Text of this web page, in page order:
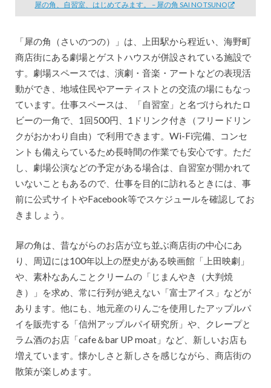
犀の角、自習室、はじめてみます。 – 犀の角 SAI NO TSUNO
「犀の角（さいのつの）」は、上田駅から程近い、海野町
商店街にある劇場とゲストハウスが併設されている施設で
す。劇場スペースでは、演劇・音楽・アートなどの表現活
動ができ、地域住民やアーティストとの交流の場にもなっ
ています。仕事スペースは、「自習室」と名づけられたロ
ビーの一角で、1回500円、1ドリンク付き（フリードリン
クがおかわり自由）で利用できます。Wi-Fi完備、コンセ
ントも備えらているため長時間の作業でも安心です。ただ
し、劇場公演などの予定がある場合は、自習室が開かれて
いないこともあるので、仕事を目的に訪れるときには、事
前に公式サイトやFacebook等でスケジュールを確認してお
きましょう。
犀の角は、昔ながらのお店が立ち並ぶ商店街の中心にあ
り、周辺には100年以上の歴史がある映画館「上田映劇」
や、素朴なあんことクリームの「じまんやき（大判焼
き）」を求め、常に行列が絶えない「富士アイス」などが
あります。他にも、地元産のりんごを使用したアップルパ
イを販売する「信州アップルパイ研究所」や、クレープと
ラム酒のお店「cafe＆bar UP moat」など、新しいお店も
増えています。懐かしさと新しさを感じながら、商店街の
散策が楽しめます。